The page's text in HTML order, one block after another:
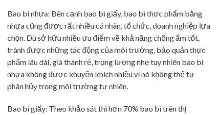
Bao bì nhựa: Bên cạnh bao bì giấy, bao bì thực phẩm bằng
nhựa cũng được rất nhiều cá nhân, tổ chức, doanh nghiệp lựa
chọn. Dù sở hữu nhiều ưu điểm về khả năng chống ẩm tốt,
tránh được những tác động của môi trường, bảo quản thực
phẩm lâu dài, giá thành rẻ, trọng lượng nhẹ tuy nhiên bao bì
nhựa không được khuyến khích nhiều vì nó không thể tự
phân hủy trong môi trường tự nhiên.
Bao bì giấy: Theo khảo sát thì hơn 70% bao bì trên thị